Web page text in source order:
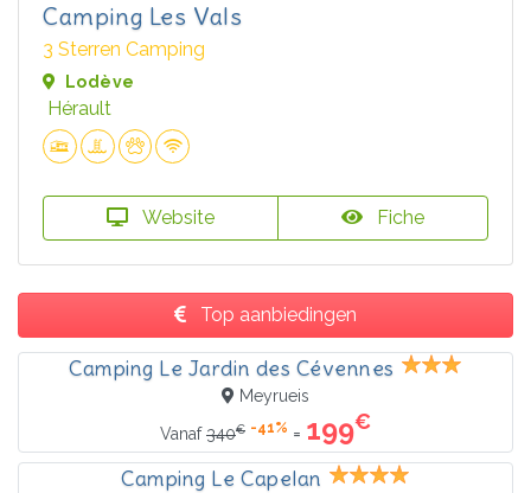
Camping Les Vals
3 Sterren Camping
Lodève
Hérault
Website Fiche
Top aanbiedingen
Camping Le Jardin des Cévennes
Meyrueis
Vanaf340€ -41% = 199€
Camping Le Capelan